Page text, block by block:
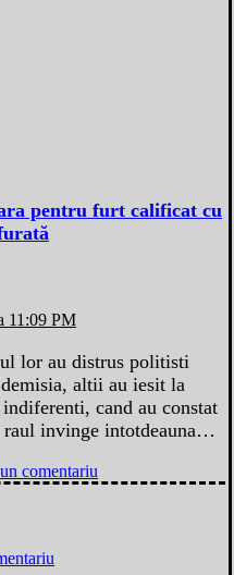
pentru furt calificat cu
11:09 PM
lor au distrus politisti
altii au iesit la
cand au constat
raul invinge intotdeauna…
comentariu